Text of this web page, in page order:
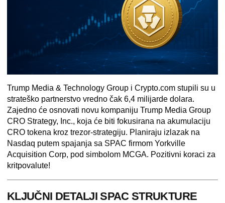
Trump Media & Technology Group i Crypto.com stupili su u
strateško partnerstvo vredno čak 6,4 milijarde dolara.
Zajedno će osnovati novu kompaniju Trump Media Group
CRO Strategy, Inc., koja će biti fokusirana na akumulaciju
CRO tokena kroz trezor-strategiju. Planiraju izlazak na
Nasdaq putem spajanja sa SPAC firmom Yorkville
Acquisition Corp, pod simbolom MCGA. Pozitivni koraci za
kritpovalute!
KLJUČNI DETALJI SPAC STRUKTURE